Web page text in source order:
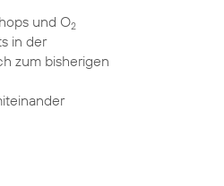
und O2
in der
zum bisherigen